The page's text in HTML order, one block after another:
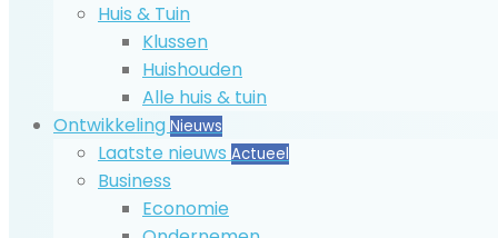
Huis & Tuin
Klussen
Huishouden
Alle huis & tuin
Ontwikkeling Nieuws
Laatste nieuws Actueel
Business
Economie